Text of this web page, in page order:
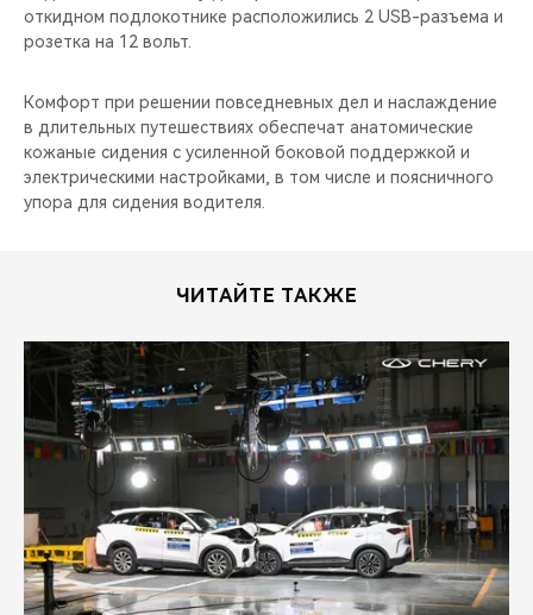
откидном подлокотнике расположились 2 USB-разъема и
розетка на 12 вольт.
Комфорт при решении повседневных дел и наслаждение
в длительных путешествиях обеспечат анатомические
кожаные сидения с усиленной боковой поддержкой и
электрическими настройками, в том числе и поясничного
упора для сидения водителя.
ЧИТАЙТЕ ТАКЖЕ